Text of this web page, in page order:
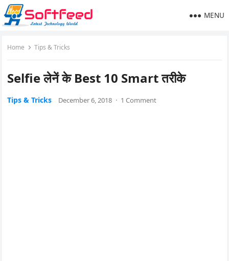
MENU
Home Tips & Tricks
Selfie लेनें के Best 10 Smart तरीके
Tips & Tricks December 6, 2018 · 1 Comment